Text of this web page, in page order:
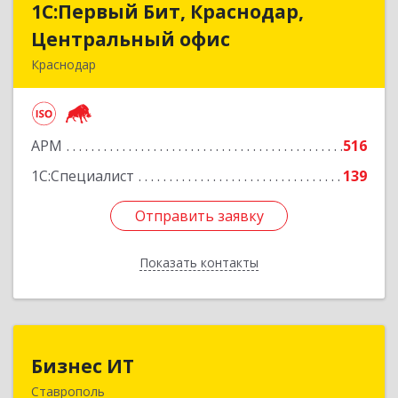
1С:Первый Бит, Краснодар,
Центральный офис
Краснодар
АРМ
516
1С:Специалист
139
Отправить заявку
Показать контакты
1С:Первый Бит, Краснодар,
Центральный офис
Монтажников ул, дом № 1/4, пом.3-12,14
Подробнее
Отправить заявку
Назад
Бизнес ИТ
Ставрополь